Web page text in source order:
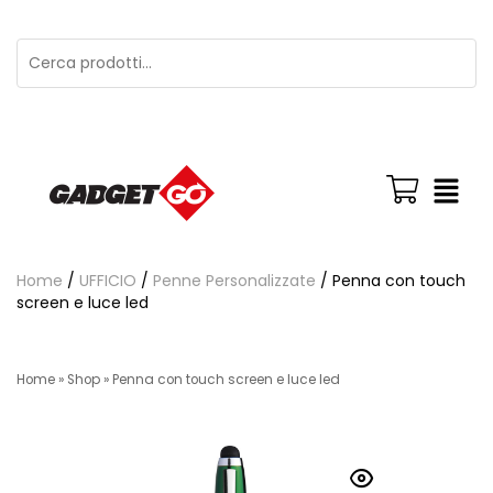
Home / UFFICIO / Penne Personalizzate / Penna con touch
screen e luce led
Home » Shop » Penna con touch screen e luce led